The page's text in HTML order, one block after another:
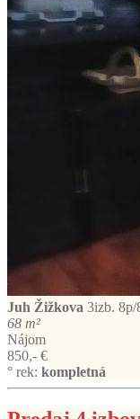
Juh Žižkova 3izb. 8p/
68 m²
Nájom
850,- €
° rek: kompletná